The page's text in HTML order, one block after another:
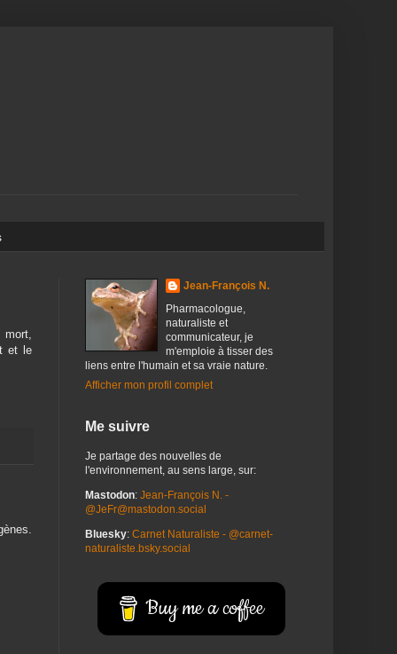
mort,
et le
Jean-François N.
Pharmacologue,
naturaliste et
communicateur, je
m'emploie à tisser des
liens entre l'humain et sa vraie nature.
Afficher mon profil complet
Me suivre
Je partage des nouvelles de
l'environnement, au sens large, sur:
Mastodon: Jean-François N. -
@JeFr@mastodon.social
Bluesky: Carnet Naturaliste - @carnet-
naturaliste.bsky.social
Buy me a coffee